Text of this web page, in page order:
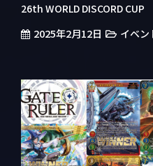
26th WORLD DISCORD
2025年2月12日 イベン